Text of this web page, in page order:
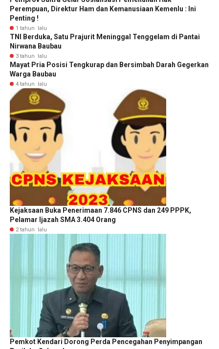
Perempuan, Direktur Ham dan Kemanusiaan Kemenlu : Ini
Penting !
1 tahun lalu
TNI Berduka, Satu Prajurit Meninggal Tenggelam di Pantai
Nirwana Baubau
3 tahun lalu
Mayat Pria Posisi Tengkurap dan Bersimbah Darah Gegerkan
Warga Baubau
4 tahun lalu
Kejaksaan Buka Penerimaan 7.846 CPNS dan 249 PPPK,
Pelamar Ijazah SMA 3.404 Orang
2 tahun lalu
Pemkot Kendari Dorong Perda Pencegahan Penyimpangan